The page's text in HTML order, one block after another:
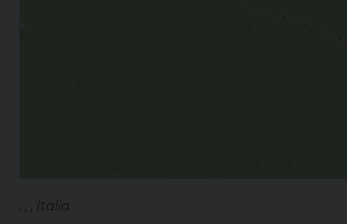
, , , Italia